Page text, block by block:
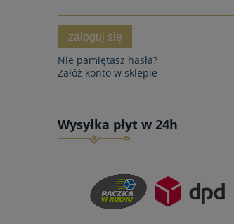
zaloguj się
Nie pamiętasz hasła?
Załóż konto w sklepie
Wysyłka płyt w 24h